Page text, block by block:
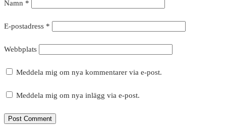
Namn *
E-postadress *
Webbplats
Meddela mig om nya kommentarer via e-post.
Meddela mig om nya inlägg via e-post.